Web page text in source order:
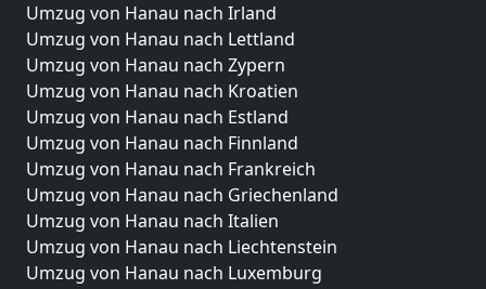
Umzug von Hanau nach Irland
Umzug von Hanau nach Lettland
Umzug von Hanau nach Zypern
Umzug von Hanau nach Kroatien
Umzug von Hanau nach Estland
Umzug von Hanau nach Finnland
Umzug von Hanau nach Frankreich
Umzug von Hanau nach Griechenland
Umzug von Hanau nach Italien
Umzug von Hanau nach Liechtenstein
Umzug von Hanau nach Luxemburg